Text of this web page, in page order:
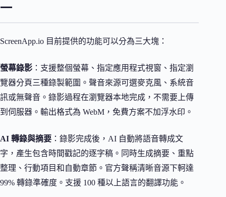
一
ScreenApp.io 目前提供的功能可以分為三大塊：
螢幕錄影 ：支援整個螢幕、指定應用程式視窗、指定瀏
覽器分頁三種錄製範圍。聲音來源可選麥克風、系統音
訊或無聲音。錄影過程在瀏覽器本地完成，不需要上傳
到伺服器。輸出格式為 WebM，免費方案不加浮水印。
AI 轉錄與摘要 ：錄影完成後，AI 自動將語音轉成文
字，產生包含時間戳記的逐字稿。同時生成摘要、重點
整理、行動項目和自動章節。官方聲稱清晰音源下軻達
99% 轉錄準確度。支援 100 種以上語言的翻譯功能。